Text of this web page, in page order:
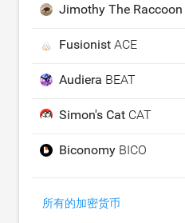
Jimothy The Raccoon
Fusionist ACE
Audiera BEAT
Simon's Cat CAT
Biconomy BICO
所有的加密货币